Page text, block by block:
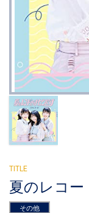
夏のレコ
その他